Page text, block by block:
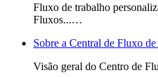
Fluxo de trabalho
Fluxos...…
Sobre a Central de Fluxo
Visão geral do Centro de